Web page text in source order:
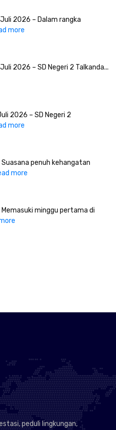
2026 – Dalam rangka
more
2026 – SD Negeri 2 Talkanda...
2026 – SD Negeri 2
more
Suasana penuh kehangatan
more
Memasuki minggu pertama di
peduli lingkungan,